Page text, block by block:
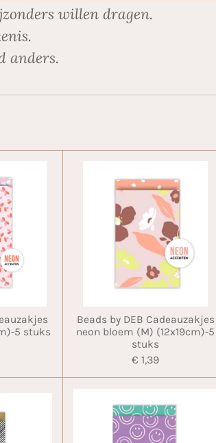
willen dragen.
anders.
5 stuks
Beads by DEB Cadeauzakjes
neon bloem (M) (12x19cm)-5
stuks
€ 1,39